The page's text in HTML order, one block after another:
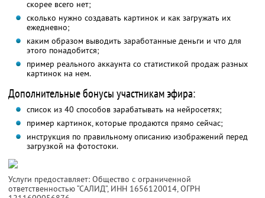
скорее всего нет;
сколько нужно создавать картинок и как загружать их
ежедневно;
каким образом выводить заработанные деньги и что для
этого понадобится;
пример реального аккаунта со статистикой продаж разных
картинок на нем.
Дополнительные бонусы участникам эфира:
список из 40 способов зарабатывать на нейросетях;
пример картинок, которые продаются прямо сейчас;
инструкция по правильному описанию изображений перед
загрузкой на фотостоки.
Услуги предоставляет: Общество с ограниченной
ответственностью “САЛИД”, ИНН 1656120014, ОГРН